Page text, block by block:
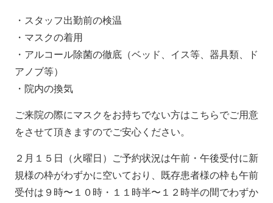
・スタッフ出勤前の検温
・マスクの着用
・アルコール除菌の徹底（ベッド、イス等、器具類、ド
アノブ等）
・院内の換気
ご来院の際にマスクをお持ちでない方はこちらでご用意
をさせて頂きますのでご安心ください。
２月１５日（火曜日）ご予約状況は午前・午後受付に新
規様の枠がわずかに空いており、既存患者様の枠も午前
受付は９時〜１０時・１１時半〜１２時半の間でわずか